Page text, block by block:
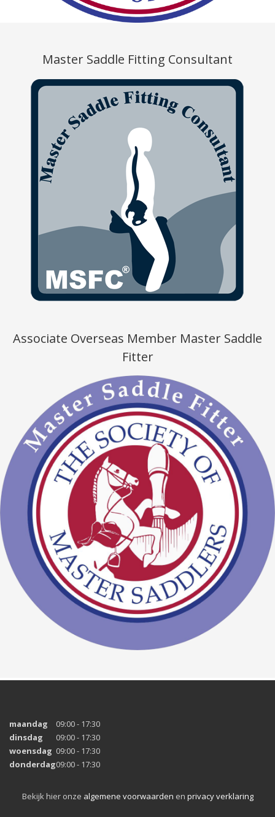
Master Saddle Fitting Consultant
Associate Overseas Member Master Saddle
Fitter
maandag
09:00 - 17:30
dinsdag
09:00 - 17:30
woensdag 09:00 - 17:30
donderdag09:00 - 17:30
Bekijk hier onze algemene voorwaarden en privacy verklaring